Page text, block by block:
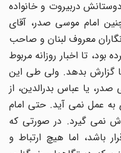
دربیروت و خانواده
امام موسى صدر، آقاى
معروف لبنان و صاحب
تا اخبار روزانه مربوط
گزارش بدهد. ولى طى این
یا عباس بدرالدین، از
عمل نمى آید. حتى امام
نمى گیرد. در صورتى که
اما هیچ ارتباط و